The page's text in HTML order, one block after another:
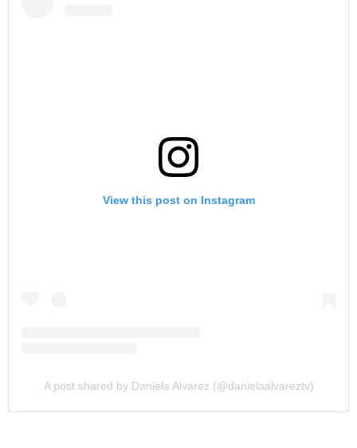
View this post on Instagram
A post shared by Daniela Alvarez (@danielaalvareztv)